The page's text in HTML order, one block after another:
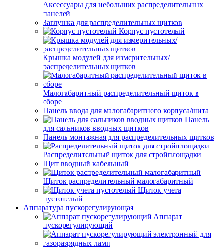
Аксессуары для небольших распределительных
панелей
Заглушка для распределительных щитков
Корпус пустотелый
Крышка модулей для измерительных/
распределительных щитков
Малогабаритный распределительный щиток в
сборе
Панель ввода для малогабаритного корпуса/щита
Панель
для сальников вводных щитков
Панель монтажная для распределительных щитков
Распределительный щиток для стройплощадки
Щит вводный кабельный
Щиток распределительный малогабаритный
Щиток учета
пустотелый
Аппаратура пускорегулирующая
Аппарат
пускорегулирующий